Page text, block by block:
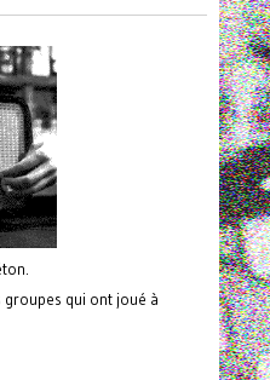
qui ont joué à